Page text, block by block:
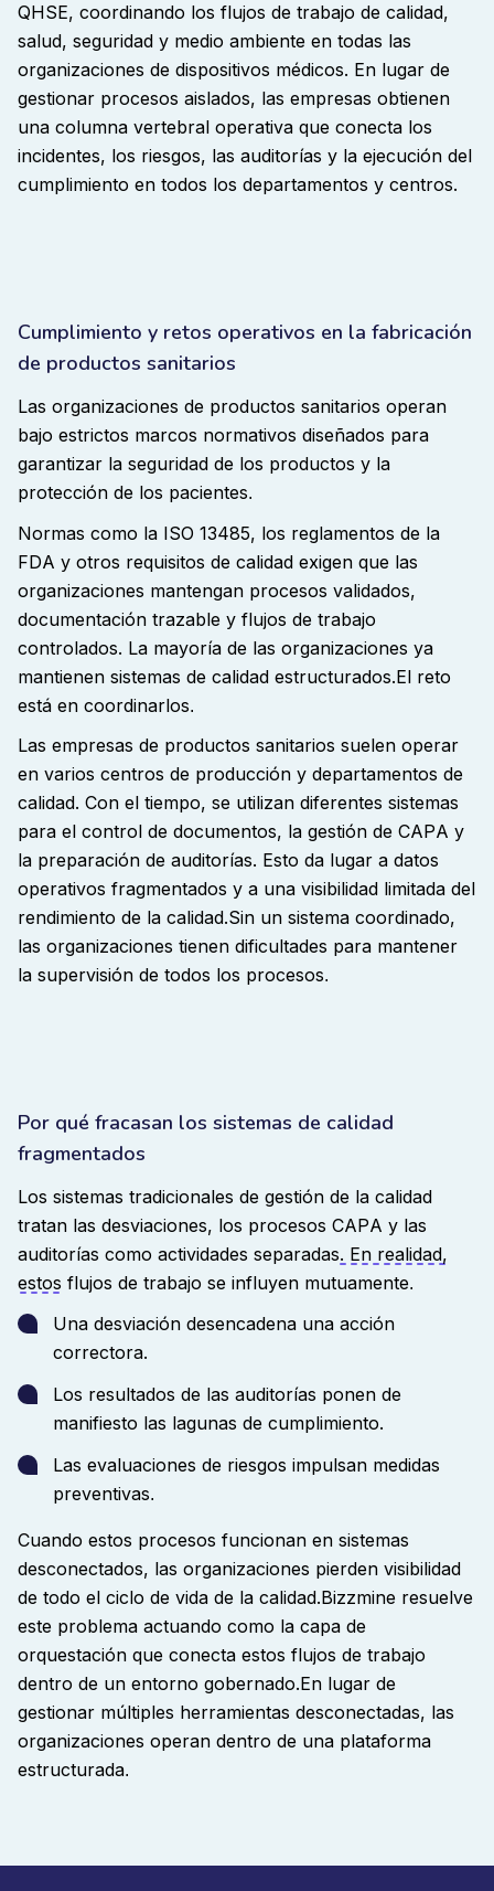
QHSE, coordinando los flujos de trabajo de calidad,
salud, seguridad y medio ambiente en todas las
organizaciones de dispositivos médicos. En lugar de
gestionar procesos aislados, las empresas obtienen
una columna vertebral operativa que conecta los
incidentes, los riesgos, las auditorías y la ejecución del
cumplimiento en todos los departamentos y centros.
Cumplimiento y retos operativos en la fabricación
de productos sanitarios
Las organizaciones de productos sanitarios operan
bajo estrictos marcos normativos diseñados para
garantizar la seguridad de los productos y la
protección de los pacientes.
Normas como la ISO 13485, los reglamentos de la
FDA y otros requisitos de calidad exigen que las
organizaciones mantengan procesos validados,
documentación trazable y flujos de trabajo
controlados. La mayoría de las organizaciones ya
mantienen sistemas de calidad estructurados.El reto
está en coordinarlos.
Las empresas de productos sanitarios suelen operar
en varios centros de producción y departamentos de
calidad. Con el tiempo, se utilizan diferentes sistemas
para el control de documentos, la gestión de CAPA y
la preparación de auditorías. Esto da lugar a datos
operativos fragmentados y a una visibilidad limitada del
rendimiento de la calidad.Sin un sistema coordinado,
las organizaciones tienen dificultades para mantener
la supervisión de todos los procesos.
Por qué fracasan los sistemas de calidad
fragmentados
Los sistemas tradicionales de gestión de la calidad
tratan las desviaciones, los procesos CAPA y las
auditorías como actividades separadas. En realidad,
estos flujos de trabajo se influyen mutuamente.
Una desviación desencadena una acción
correctora.
Los resultados de las auditorías ponen de
manifiesto las lagunas de cumplimiento.
Las evaluaciones de riesgos impulsan medidas
preventivas.
Cuando estos procesos funcionan en sistemas
desconectados, las organizaciones pierden visibilidad
de todo el ciclo de vida de la calidad.Bizzmine resuelve
este problema actuando como la capa de
orquestación que conecta estos flujos de trabajo
dentro de un entorno gobernado.En lugar de
gestionar múltiples herramientas desconectadas, las
organizaciones operan dentro de una plataforma
estructurada.